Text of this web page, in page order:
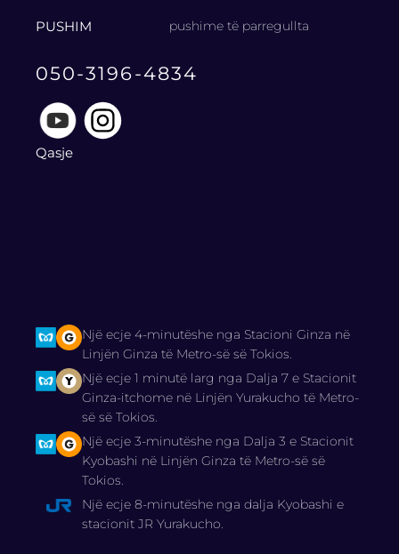
PUSHIM pushime të parregullta
050-3196-4834
Qasje
Një ecje 4-minutëshe nga Stacioni Ginza në
Linjën Ginza të Metro-së së Tokios.
Një ecje 1 minutë larg nga Dalja 7 e Stacionit
Ginza-itchome në Linjën Yurakucho të Metro-
së së Tokios.
Një ecje 3-minutëshe nga Dalja 3 e Stacionit
Kyobashi në Linjën Ginza të Metro-së së
Tokios.
Një ecje 8-minutëshe nga dalja Kyobashi e
stacionit JR Yurakucho.